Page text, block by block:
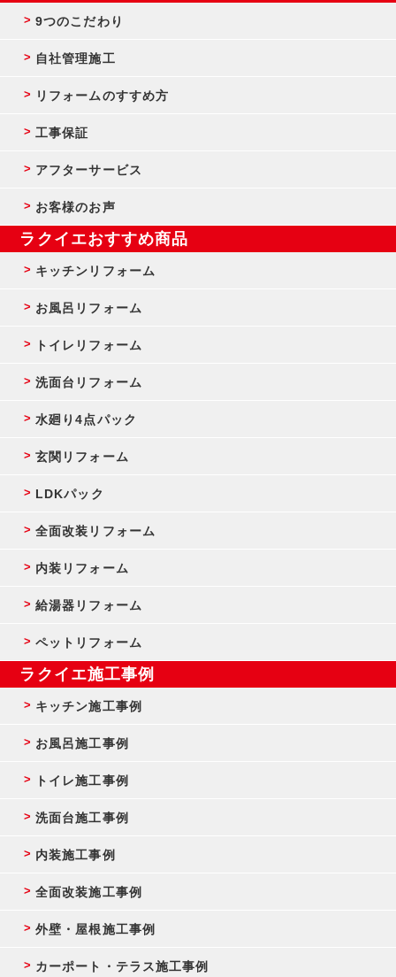
9つのこだわり
自社管理施工
リフォームのすすめ方
工事保証
アフターサービス
お客様のお声
ラクイエおすすめ商品
キッチンリフォーム
お風呂リフォーム
トイレリフォーム
洗面台リフォーム
水廻り4点パック
玄関リフォーム
LDKパック
全面改装リフォーム
内装リフォーム
給湯器リフォーム
ペットリフォーム
ラクイエ施工事例
キッチン施工事例
お風呂施工事例
トイレ施工事例
洗面台施工事例
内装施工事例
全面改装施工事例
外壁・屋根施工事例
カーポート・テラス施工事例